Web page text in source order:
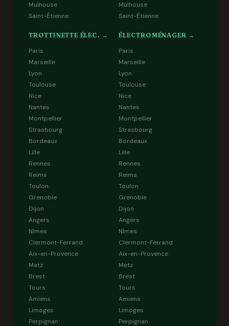
Mulhouse
Saint-Étienne
Mulhouse
Saint-Étienne
TROTTINETTE ÉLEC. →
Paris
Marseille
Lyon
Toulouse
Nice
Nantes
Montpellier
Strasbourg
Bordeaux
Lille
Rennes
Reims
Toulon
Grenoble
Dijon
Angers
Nîmes
Clermont-Ferrand
Aix-en-Provence
Metz
Brest
Tours
Amiens
Limoges
Perpignan
ÉLECTROMÉNAGER →
Paris
Marseille
Lyon
Toulouse
Nice
Nantes
Montpellier
Strasbourg
Bordeaux
Lille
Rennes
Reims
Toulon
Grenoble
Dijon
Angers
Nîmes
Clermont-Ferrand
Aix-en-Provence
Metz
Brest
Tours
Amiens
Limoges
Perpignan